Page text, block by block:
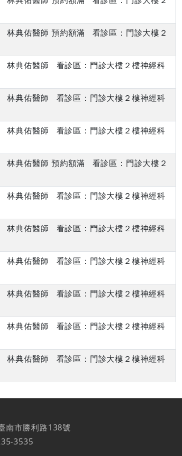
典佑醫師 預約額滿 看診區：門診大樓２
典佑醫師 看診區：門診大樓２樓神經科
典佑醫師 看診區：門診大樓２樓神經科
典佑醫師 看診區：門診大樓２樓神經科
典佑醫師 預約額滿 看診區：門診大樓２
典佑醫師 看診區：門診大樓２樓神經科
典佑醫師 看診區：門診大樓２樓神經科
典佑醫師 看診區：門診大樓２樓神經科
典佑醫師 看診區：門診大樓２樓神經科
典佑醫師 看診區：門診大樓２樓神經科
典佑醫師 看診區：門診大樓２樓神經科
南市勝利路138號
3535